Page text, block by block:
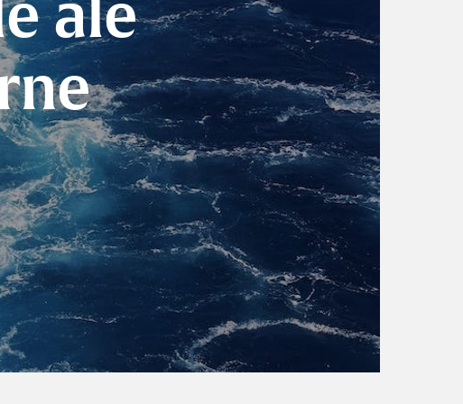
ale